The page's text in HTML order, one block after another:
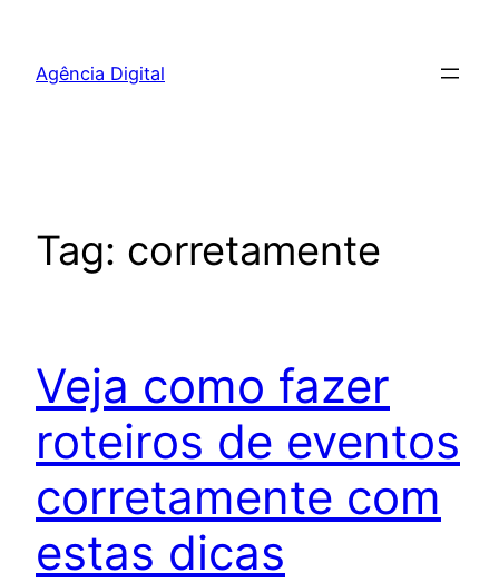
Agência Digital
Tag: corretamente
Veja como fazer
roteiros de eventos
corretamente com
estas dicas